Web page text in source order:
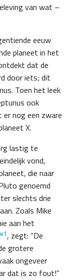
van wat –
eeuw
planeet in het
dat de
door iets; dit
Toen het leek
ook
nog een zware
X.
lastig te
vond,
die naar
genoemd
slechts drie
Zoals Mike
aan het
, zegt: “De
grotere
ongeveer
dat is zo fout!”